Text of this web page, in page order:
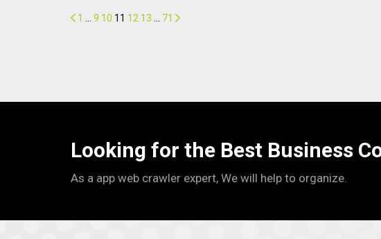
1 9 10 11 12 13 71
Looking for the Best Business
As a app web crawler expert, We will help to organize.